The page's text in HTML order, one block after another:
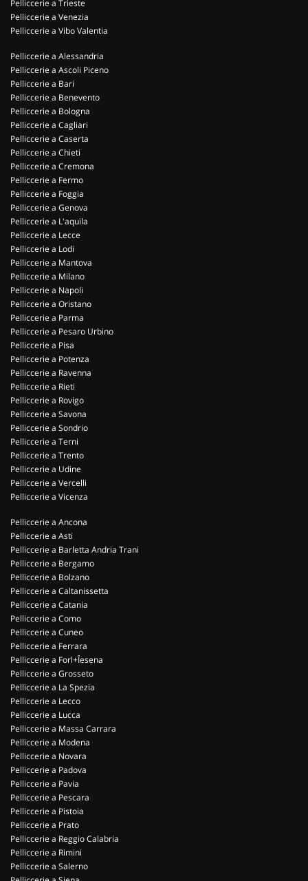
Pelliccerie a Trieste
Pelliccerie a Venezia
Pelliccerie a Vibo Valentia
Pelliccerie a Alessandria
Pelliccerie a Ascoli Piceno
Pelliccerie a Bari
Pelliccerie a Benevento
Pelliccerie a Bologna
Pelliccerie a Cagliari
Pelliccerie a Caserta
Pelliccerie a Chieti
Pelliccerie a Cremona
Pelliccerie a Fermo
Pelliccerie a Foggia
Pelliccerie a Genova
Pelliccerie a L'aquila
Pelliccerie a Lecce
Pelliccerie a Lodi
Pelliccerie a Mantova
Pelliccerie a Milano
Pelliccerie a Napoli
Pelliccerie a Oristano
Pelliccerie a Parma
Pelliccerie a Pesaro Urbino
Pelliccerie a Pisa
Pelliccerie a Potenza
Pelliccerie a Ravenna
Pelliccerie a Rieti
Pelliccerie a Rovigo
Pelliccerie a Savona
Pelliccerie a Sondrio
Pelliccerie a Terni
Pelliccerie a Trento
Pelliccerie a Udine
Pelliccerie a Vercelli
Pelliccerie a Vicenza
Pelliccerie a Ancona
Pelliccerie a Asti
Pelliccerie a Barletta Andria Trani
Pelliccerie a Bergamo
Pelliccerie a Bolzano
Pelliccerie a Caltanissetta
Pelliccerie a Catania
Pelliccerie a Como
Pelliccerie a Cuneo
Pelliccerie a Ferrara
Pelliccerie a Forl+Îesena
Pelliccerie a Grosseto
Pelliccerie a La Spezia
Pelliccerie a Lecco
Pelliccerie a Lucca
Pelliccerie a Massa Carrara
Pelliccerie a Modena
Pelliccerie a Novara
Pelliccerie a Padova
Pelliccerie a Pavia
Pelliccerie a Pescara
Pelliccerie a Pistoia
Pelliccerie a Prato
Pelliccerie a Reggio Calabria
Pelliccerie a Rimini
Pelliccerie a Salerno